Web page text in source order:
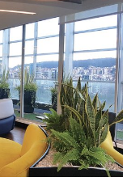
Alexandra Bedoya – La Constancia detrás de La Paletería